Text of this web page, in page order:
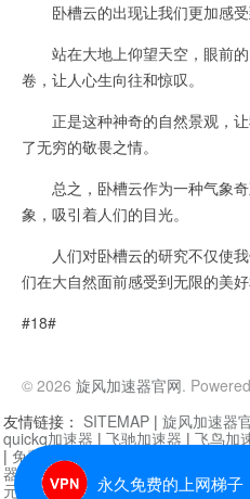
卧槽云的出现让我们更加感受
站在大地上仰望天空，眼前的
卷，让人心生向往和惊叹。
正是这种神奇的自然景观，让
了无穷的敬畏之情。
总之，卧槽云作为一种气象奇
象，吸引着人们的目光。
人们对卧槽云的研究不仅使我
们在大自然面前感受到无限的美好
#18#
© 2026 旋风加速器官网.
永久免费的上网梯子
友情链接： SITEMAP | 旋风加速器
quickq加速器 | 飞驰加速器 | 飞鸟加
| 免费vqn加速外网
器| 快柠檬加速器 |黑洞加速 |
元机场加速器 |一元机场|老王加速器